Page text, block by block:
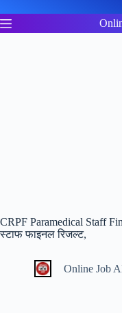
to
content
CRPF Paramedical Staff
स्टाफ फाइनल रिजल्ट,
Online Job